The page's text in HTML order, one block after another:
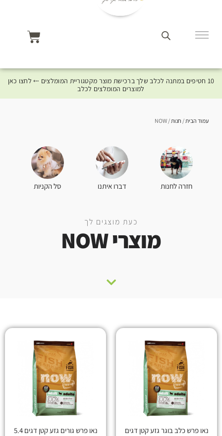
10 חטיפים במתנה לכלב שלך ברכישת מוצר מקטגוריית המומלצים ⤎ לחצו כאן
למוצרים המומלצים לכלב
עמוד הבית / חנות / NOW
חזרה לחנות דברו איתנו סל הקניות
כעת מוצגים לך
מוצרי NOW
נאו פרש כלב בוגר גזע קטן דגים
נאו פרש גורים גזע קטן דגים 5.4